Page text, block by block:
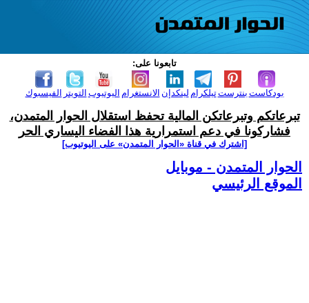
تابعونا على:
الفيسبوك التويتر اليوتيوب الانستغرام لينكدإن تيلكرامبنترست بودكاست
تبرعاتكم وتبرعاتكن المالية تحفظ استقلال الحوار المتمدن،
فشاركونا في دعم استمرارية هذا الفضاء اليساري الحر
[اشترك في قناة ‫«الحوار المتمدن» على اليوتيوب]
الحوار المتمدن - موبايل
الموقع الرئيسي